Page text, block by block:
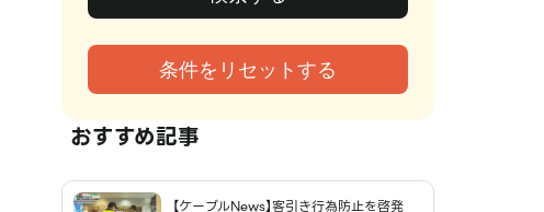
おすすめ記事
【ケーブルNews】客引き行為防止を啓発